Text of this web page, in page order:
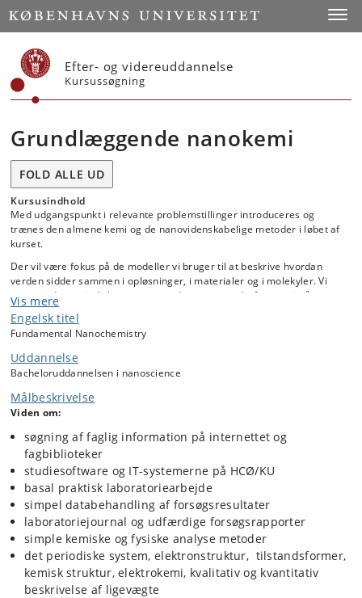
Start
Efter- og videreuddannelse
Kursussøgning
Grundlæggende nanokemi
FOLD ALLE UD
Kursusindhold
Med udgangspunkt i relevante problemstillinger introduceres og
trænes den almene kemi og de nanovidenskabelige metoder i løbet af
kurset.
Der vil være fokus på de modeller vi bruger til at beskrive hvordan
verden sidder sammen i opløsninger, i materialer og i molekyler. Vi
starter i det periodiske system, med atomer, og derfra ser vi på
hvordan valenselektroner kan bruges til at beskrive hvordan
molekyler og materialer sidder sammen.
støkiometri, pH, ligevægte og kinetik. Laboratorieforløbet er fokuseret
på at lave funktionelle nanopartikler, og forløbet afsluttes i en større
rapport samt en fremlæggelse.
Python benyttes løbende for at styrke programmeringskompetencen.
Rammen for at beskrive, hvordan verden er opbygget af grundstoffer,
vil være atomorbitaler, linearkombinationer af atomorbitaler, og
molekylorbitalteori.
Vis mere
Engelsk titel
Fundamental Nanochemistry
Uddannelse
Bacheloruddannelsen i nanoscience
Målbeskrivelse
Viden om:
søgning af faglig information på internettet og
fagbiblioteker
studiesoftware og IT-systemerne på HCØ/KU
basal praktisk laboratoriearbejde
simpel databehandling af forsøgsresultater
laboratoriejournal og udfærdige forsøgsrapporter
simple kemiske og fysiske analyse metoder
det periodiske system, elektronstruktur, tilstandsformer,
kemisk struktur, elektrokemi, kvalitativ og kvantitativ
beskrivelse af ligevægte